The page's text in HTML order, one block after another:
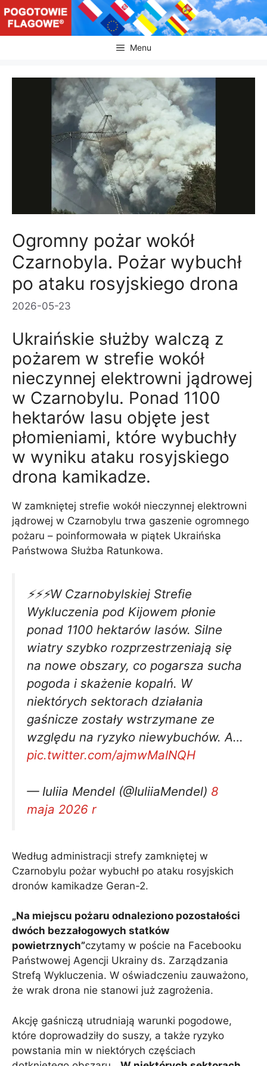
Przejdź
do
treści
Menu
Ogromny pożar wokół
Czarnobyla. Pożar wybuchł
po ataku rosyjskiego drona
2026-05-23
Ukraińskie służby walczą z
pożarem w strefie wokół
nieczynnej elektrowni jądrowej
w Czarnobylu. Ponad 1100
hektarów lasu objęte jest
płomieniami, które wybuchły
w wyniku ataku rosyjskiego
drona kamikadze.
W zamkniętej strefie wokół nieczynnej elektrowni
jądrowej w Czarnobylu trwa gaszenie ogromnego
pożaru – poinformowała w piątek Ukraińska
Państwowa Służba Ratunkowa.
⚡️⚡️⚡️W Czarnobylskiej Strefie
Wykluczenia pod Kijowem płonie
ponad 1100 hektarów lasów. Silne
wiatry szybko rozprzestrzeniają się
na nowe obszary, co pogarsza sucha
pogoda i skażenie kopalń. W
niektórych sektorach działania
gaśnicze zostały wstrzymane ze
względu na ryzyko niewybuchów. A…
pic.twitter.com/ajmwMaINQH
— Iuliia Mendel (@IuliiaMendel) 8
maja 2026 r
Według administracji strefy zamkniętej w
Czarnobylu pożar wybuchł po ataku rosyjskich
dronów kamikadze Geran-2.
„Na miejscu pożaru odnaleziono pozostałości
dwóch bezzałogowych statków
powietrznych”czytamy w poście na Facebooku
Państwowej Agencji Ukrainy ds. Zarządzania
Strefą Wykluczenia. W oświadczeniu zauważono,
że wrak drona nie stanowi już zagrożenia.
Akcję gaśniczą utrudniają warunki pogodowe,
które doprowadziły do ​​suszy, a także ryzyko
powstania min w niektórych częściach